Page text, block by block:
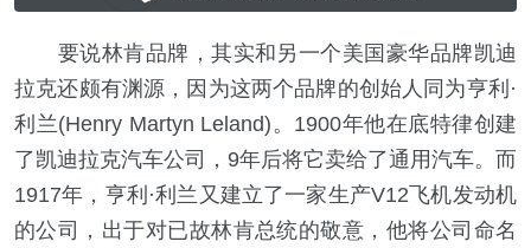
要说林肯品牌，其实和另一个美国豪华品牌凯迪
拉克还颇有渊源，因为这两个品牌的创始人同为亨利·
利兰(Henry Martyn Leland)。1900年他在底特律创建
了凯迪拉克汽车公司，9年后将它卖给了通用汽车。而
1917年，亨利·利兰又建立了一家生产V12飞机发动机
的公司，出于对已故林肯总统的敬意，他将公司命名